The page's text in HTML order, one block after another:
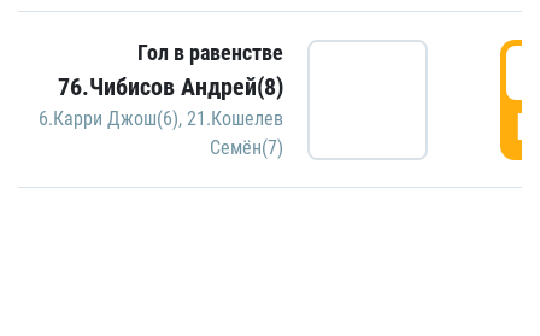
Гол в равенстве
76.Чибисов Андрей(8)
6.Карри Джош(6), 21.Кошелев
Семён(7)